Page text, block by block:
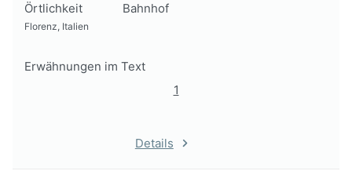
Örtlichkeit Bahnhof
Florenz, Italien
Erwähnungen im Text
1
Details